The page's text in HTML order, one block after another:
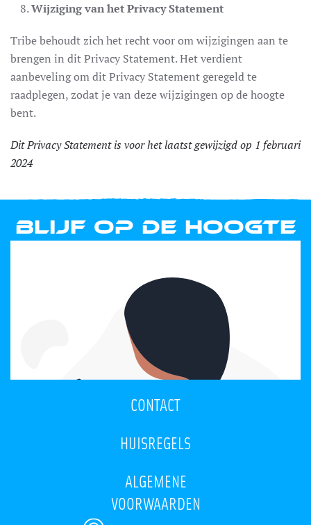
Wijziging van het Privacy Statement
Tribe behoudt zich het recht voor om wijzigingen aan te
brengen in dit Privacy Statement. Het verdient
aanbeveling om dit Privacy Statement geregeld te
raadplegen, zodat je van deze wijzigingen op de hoogte
bent.
Dit Privacy Statement is voor het laatst gewijzigd op 1 februari
2024
Blijf op de hoogte
CONTACT
HUISREGELS
ALGEMENE
VOORWAARDEN